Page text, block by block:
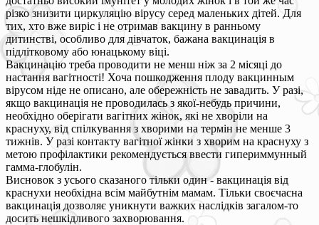
різко знизити циркуляцію вірусу серед маленьких дітей. Для
тих, хто вже виріс і не отримав вакцину в ранньому
дитинстві, особливо для дівчаток, бажана вакцинація в
підлітковому або юнацькому віці.
Вакцинацію треба проводити не менш ніж за 2 місяці до
настання вагітності! Хоча пошкодження плоду вакцинным
вірусом ніде не описано, але обережність не завадить. У разі,
якщо вакцинація не проводилась з якої-небудь причини,
необхідно оберігати вагітних жінок, які не хворіли на
краснуху, від спілкування з хворими на термін не менше 3
тижнів. У разі контакту вагітної жінки з хворим на краснуху з
метою профілактики рекомендується ввести гипериммунный
гамма-глобулін.
Висновок з усього сказаного тільки один - вакцинація від
краснухи необхідна всім майбутнім мамам. Тільки своєчасна
вакцинація дозволяє уникнути важких наслідків загалом-то
досить нешкідливого захворювання.